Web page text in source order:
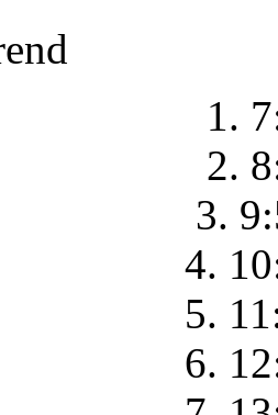
1.
2.
3.
4.
5.
6.